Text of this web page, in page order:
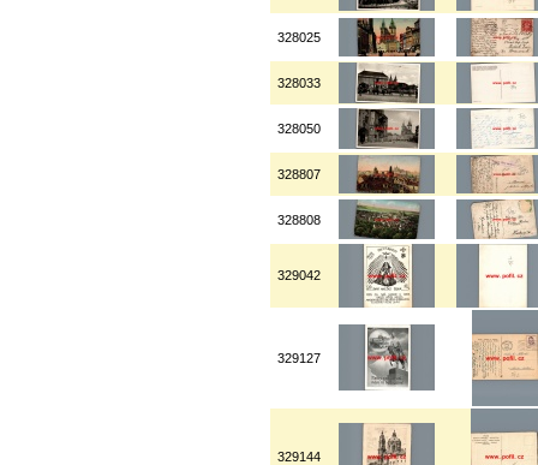
328025
328033
328050
328807
328808
329042
329127
329144